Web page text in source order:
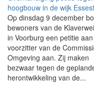
hoogbouw in de wijk
Op dinsdag 9 december
bewoners van de
in Voorburg een petitie
voorzitter van de
Omgeving aan. Zij maken
bezwaar tegen de
herontwikkeling van de...